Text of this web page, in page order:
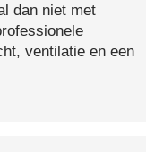
dan niet met
ventilatie en een